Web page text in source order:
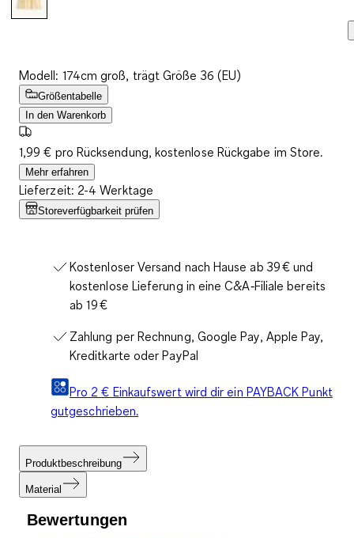
Modell: 174cm groß, trägt Größe 36 (EU)
Größentabelle
In den Warenkorb
1,99 € pro Rücksendung, kostenlose Rückgabe im Store.
Mehr erfahren
Lieferzeit: 2-4 Werktage
Storeverfügbarkeit prüfen
Kostenloser Versand nach Hause ab 39 € und
kostenlose Lieferung in eine C&A‑Filiale bereits
ab 19 €
Zahlung per Rechnung, Google Pay, Apple Pay,
Kreditkarte oder PayPal
Pro 2 € Einkaufswert wird dir ein PAYBACK Punkt
gutgeschrieben.
Produktbeschreibung
Material
Bewertungen